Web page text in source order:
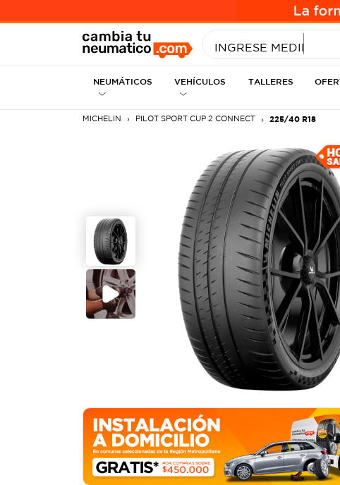
INGRESE MEDIDA
NEUMÁTICOS VEHÍCULOS TALLERES
MICHELIN PILOT SPORT CUP 2 CONNECT 225/40 R18